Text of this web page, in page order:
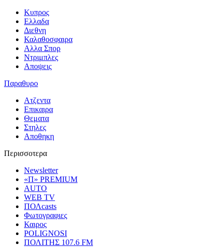
Κυπρος
Ελλαδα
Διεθνη
Καλαθοσφαιρα
Αλλα Σπορ
Ντριμπλες
Αποψεις
Παραθυρο
Ατζεντα
Επικαιρα
Θεματα
Στηλες
Αποθηκη
Περισσοτερα
Newsletter
«Π» PREMIUM
AUTO
WEB TV
ΠΟΛcasts
Φωτογραφιες
Καιρος
POLIGNOSI
ΠΟΛΙΤΗΣ 107.6 FM